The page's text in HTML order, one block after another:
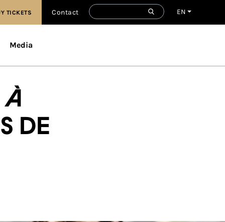
EN
TICKETS Contact
Media
de